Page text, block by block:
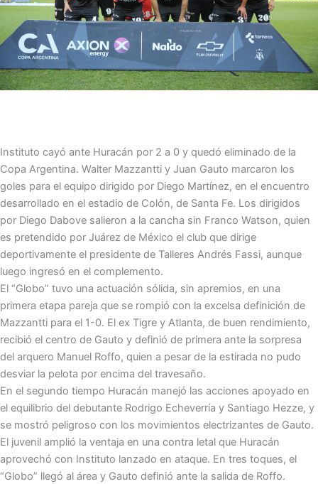
Instituto cayó ante Huracán por 2 a 0 y quedó eliminado de la
Copa Argentina. Walter Mazzantti y Juan Gauto marcaron los
goles para el equipo dirigido por Diego Martínez, en el encuentro
desarrollado en el estadio de Colón, de Santa Fe. Los dirigidos
por Diego Dabove salieron a la cancha sin Franco Watson, quien
es pretendido por Juárez de México el club que dirige
deportivamente el presidente de Talleres Andrés Fassi, aunque
luego ingresó en el complemento.
El “Globo” tuvo una actuación sólida, sin apremios, en una
primera etapa pareja que se rompió con la excelsa definición de
Mazzantti para el 1-0. El ex Tigre y Atlanta, de buen rendimiento,
recibió el centro de Gauto y definió de primera ante la sorpresa
del arquero Manuel Roffo, quien a pesar de la estirada no pudo
desviar la pelota por encima del travesaño.
En el segundo tiempo Huracán manejó las acciones apoyado en
el equilibrio del debutante Rodrigo Echeverría y Santiago Hezze, y
se mostró peligroso con los movimientos electrizantes de Gauto.
El juvenil amplió la ventaja en una contra letal que Huracán
aprovechó con Instituto lanzado en ataque. En tres toques, el
“Globo” llegó al área y Gauto definió ante la salida de Roffo.